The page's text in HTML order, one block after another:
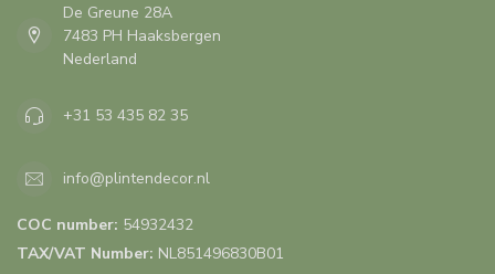
De Greune 28A
7483 PH Haaksbergen
Nederland
+31 53 435 82 35
info@plintendecor.nl
COC number: 54932432
TAX/VAT Number: NL851496830B01